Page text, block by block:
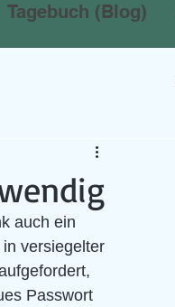
Tagebuch (Blog)
auch ein
versiegelter
Passwort